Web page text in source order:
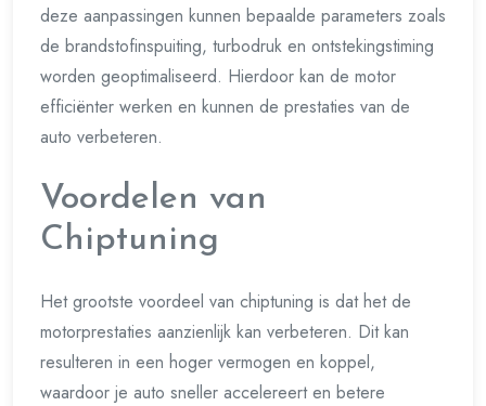
deze aanpassingen kunnen bepaalde parameters zoals
de brandstofinspuiting, turbodruk en ontstekingstiming
worden geoptimaliseerd. Hierdoor kan de motor
efficiënter werken en kunnen de prestaties van de
auto verbeteren.
Voordelen van
Chiptuning
Het grootste voordeel van chiptuning is dat het de
motorprestaties aanzienlijk kan verbeteren. Dit kan
resulteren in een hoger vermogen en koppel,
waardoor je auto sneller accelereert en betere